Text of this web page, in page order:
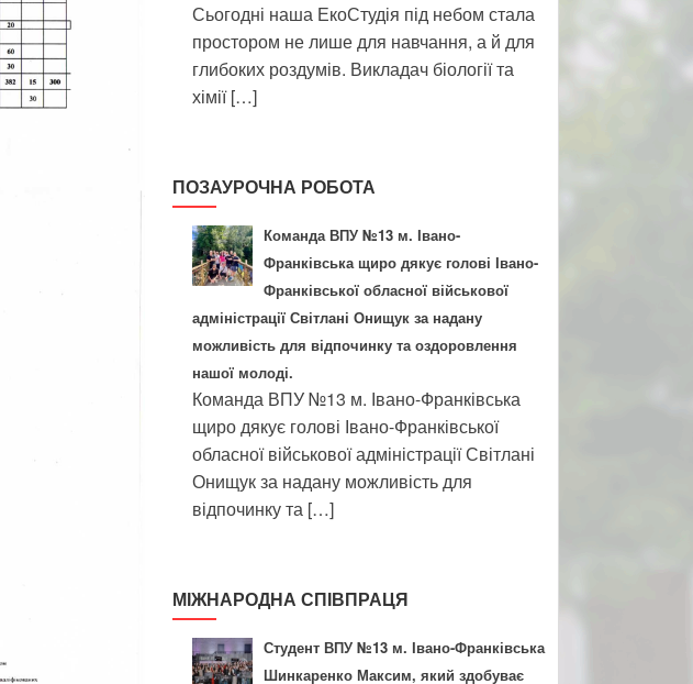
Сьогодні наша ЕкоСтудія під небом стала
простором не лише для навчання, а й для
глибоких роздумів. Викладач біології та
хімії […]
ПОЗАУРОЧНА РОБОТА
Команда ВПУ №13 м. Івано-
Франківська щиро дякує голові Івано-
Франківської обласної військової
адміністрації Світлані Онищук за надану
можливість для відпочинку та оздоровлення
нашої молоді.
Команда ВПУ №13 м. Івано-Франківська
щиро дякує голові Івано-Франківської
обласної військової адміністрації Світлані
Онищук за надану можливість для
відпочинку та […]
МІЖНАРОДНА СПІВПРАЦЯ
Студент ВПУ №13 м. Івано-Франківська
Шинкаренко Максим, який здобуває